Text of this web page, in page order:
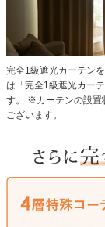
完全1級遮光カーテン
は「完全1級遮光カー
す。
※カーテンの設置
ございます。